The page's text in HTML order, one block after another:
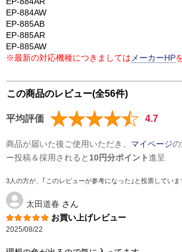
EP-884AW
EP-885AB
EP-885AR
EP-885AW
※最新の対応機種につきましては メーカーHP
この商品のレビュー(全56件)
平均評価 4.7
商品が届いた後ご使用いただき、 マイページ
ー投稿＆採用されると 10円分ポイント進呈
3人の方が、｢このレビューが参考になった｣と投票していま
太田道春 さん
お買い上げレビュー
2025/08/22